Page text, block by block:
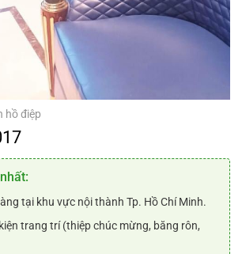
hồ điệp
tại khu vực nội thành Tp. Hồ Chí Minh.
trang trí (thiệp chúc mừng, băng rôn,